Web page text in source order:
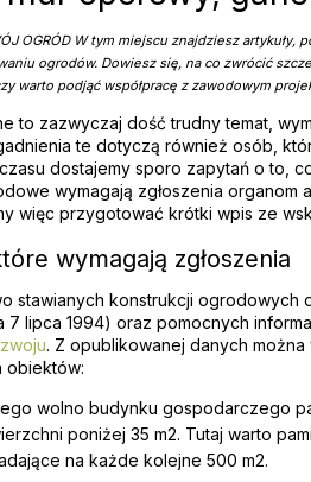
OGRÓD W tym miejscu znajdziesz
ogrodów. Dowiesz się, na co zwrócić
warto podjąć współpracę z zawodowym
to zazwyczaj dość trudny temat,
te dotyczą również osób,
dostajemy sporo zapytań o to,
wymagają zgłoszenia organom
więc przygotować krótki wpis ze
wymagają zgłoszenia
stawianych konstrukcji ogrodowych
7 lipca 1994) oraz pomocnych
. Z opublikowanej danych
obiektów:
wolno budynku gospodarczego
poniżej 35 m2. Tutaj warto
na każde kolejne 500 m2.